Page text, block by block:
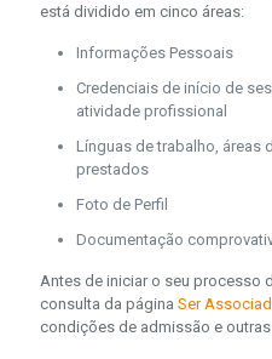
está dividido em cinco áreas:
Informações Pessoais
Credenciais de início de
atividade profissional
Línguas de trabalho, áreas
prestados
Foto de Perfil
Documentação
Antes de iniciar o seu processo
consulta da página Ser
condições de admissão e